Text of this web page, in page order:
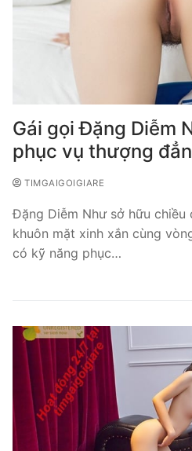
Gái gọi Đặng Diễm
phục vụ thượng
TIMGAIGOIGIARE
Đặng Diễm Như sở hữu chiều
khuôn mặt xinh xắn cùng
có kỹ năng phục…